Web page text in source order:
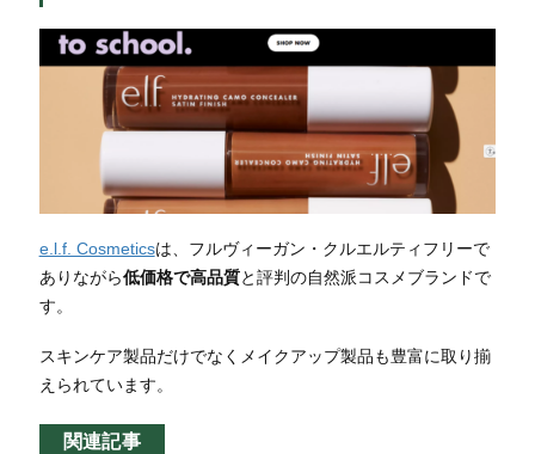
e.l.f. Cosmeticsは、フルヴィーガン・クルエルティフリーで
ありながら低価格で高品質と評判の自然派コスメブランドで
す。
スキンケア製品だけでなくメイクアップ製品も豊富に取り揃
えられています。
関連記事